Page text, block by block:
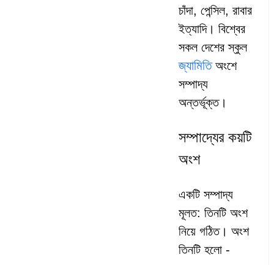
চাঁদা, পেন্সিল, রাবার
ইত্যাদি। বিশ্বের
সকল দেশের স্কুল
জ্যামিতিঅংশে
সম্পাদ্য
অন্তর্ভূক্ত।
সম্পাদ্যের কয়টি
অংশ
একটি সম্পাদ্য
মূলত: তিনটি অংশ
নিয়ে গঠিত। অংশ
তিনটি হলো -